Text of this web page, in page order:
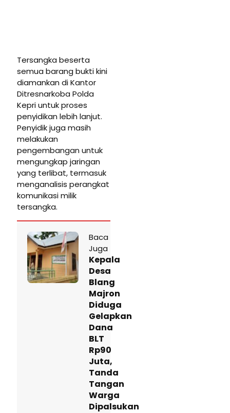
Tersangka beserta
semua barang bukti kini
diamankan di Kantor
Ditresnarkoba Polda
Kepri untuk proses
penyidikan lebih lanjut.
Penyidik juga masih
melakukan
pengembangan untuk
mengungkap jaringan
yang terlibat, termasuk
menganalisis perangkat
komunikasi milik
tersangka.
Baca
Juga
Kepala
Desa
Blang
Majron
Diduga
Gelapkan
Dana
BLT
Rp90
Juta,
Tanda
Tangan
Warga
Dipalsukan